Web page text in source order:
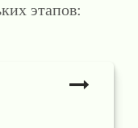
этапов: